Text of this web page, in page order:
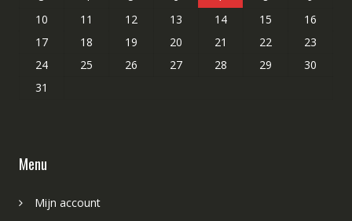
10
11 12 13 14 15
16
17
18 19 20 21 22
23
24
25 26 27 28 29
30
31
Menu
Mijn account